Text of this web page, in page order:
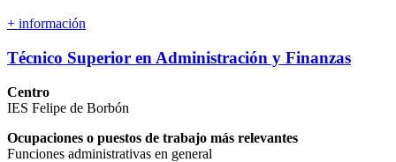
+ información
Técnico Superior en Administración y Finanzas
Centro
IES Felipe de Borbón
Ocupaciones o puestos de trabajo más relevantes
Funciones administrativas en general